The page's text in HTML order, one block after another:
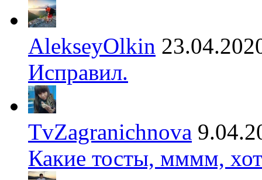
AlekseyOlkin
Исправил.
TvZagranichnova
Какие тосты, мммм,